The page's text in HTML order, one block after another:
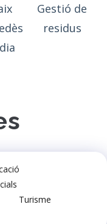
Gestió de
residus
Turisme